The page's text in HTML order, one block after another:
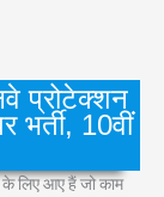
प्रोटेक्शन
भर्ती, 10वीं
लिए आए हैं जो काम